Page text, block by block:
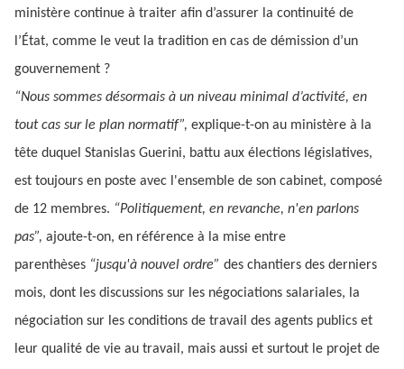
ministère continue à traiter afin d’assurer la continuité de
l’État, comme le veut la tradition en cas de démission d’un
gouvernement ?
“Nous sommes désormais à un niveau minimal d’activité, en
tout cas sur le plan normatif”, explique-t-on au ministère à la
tête duquel Stanislas Guerini, battu aux élections législatives,
est toujours en poste avec l'ensemble de son cabinet, composé
de 12 membres. “Politiquement, en revanche, n'en parlons
pas”, ajoute-t-on, en référence à la mise entre
parenthèses “jusqu'à nouvel ordre” des chantiers des derniers
mois, dont les discussions sur les négociations salariales, la
négociation sur les conditions de travail des agents publics et
leur qualité de vie au travail, mais aussi et surtout le projet de